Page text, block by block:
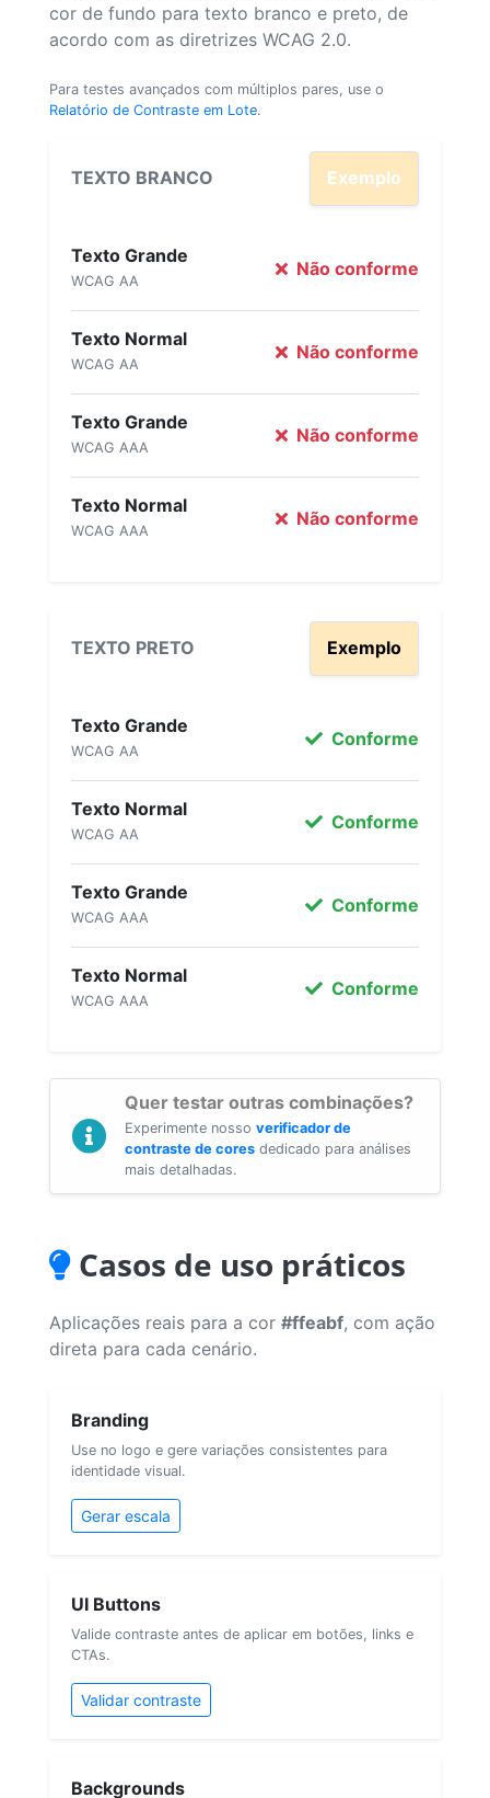
cor de fundo para texto branco e preto, de
acordo com as diretrizes WCAG 2.0.
Para testes avançados com múltiplos pares, use o
Relatório de Contraste em Lote.
TEXTO BRANCO Exemplo
Texto Grande
WCAG AA
Não conforme
Texto Normal
WCAG AA
Não conforme
Texto Grande
WCAG AAA
Não conforme
Texto Normal
WCAG AAA
Não conforme
TEXTO PRETO Exemplo
Texto Grande
WCAG AA
Conforme
Texto Normal
WCAG AA
Conforme
Texto Grande
WCAG AAA
Conforme
Texto Normal
WCAG AAA
Conforme
Quer testar outras combinações?
Experimente nosso verificador de
contraste de cores dedicado para análises
mais detalhadas.
Casos de uso práticos
Aplicações reais para a cor #ffeabf, com ação
direta para cada cenário.
Branding
Use no logo e gere variações consistentes para
identidade visual.
Gerar escala
UI Buttons
Valide contraste antes de aplicar em botões, links e
CTAs.
Validar contraste
Backgrounds